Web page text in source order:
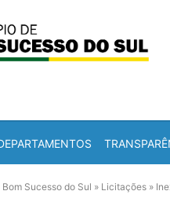
Aberta
Sucesso do Sul » Licitações »